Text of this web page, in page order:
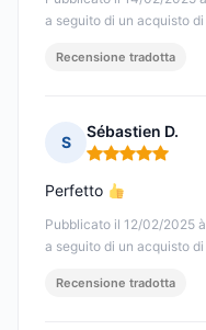
a seguito di un acquisto
Recensione tradotta
S
Sébastien D.
Nota: 5 su 5
Pubblicato il 12/02/2025
a seguito di un acquisto
Perfetto
Recensione tradotta